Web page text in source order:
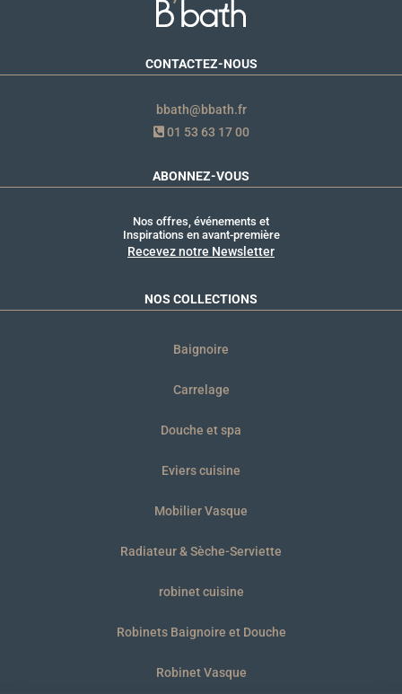
CONTACTEZ-NOUS
bbath@bbath.fr
01 53 63 17 00
ABONNEZ-VOUS
Nos offres, événements et
Inspirations en avant-première
Recevez notre Newsletter
NOS COLLECTIONS
Baignoire
Carrelage
Douche et spa
Eviers cuisine
Mobilier Vasque
Radiateur & Sèche-Serviette
robinet cuisine
Robinets Baignoire et Douche
Robinet Vasque